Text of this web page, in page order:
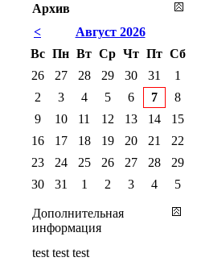
Архив
<
Август 2026
Вс Пн Вт Ср Чт Пт Сб
26
27 28 29 30 31
1
2
3 4 5 6 7
8
9
10 11 12 13 14
15
16
17 18 19 20 21
22
23
24 25 26 27 28
29
30
31 1 2 3 4 5
Дополнительная
информация
test test test